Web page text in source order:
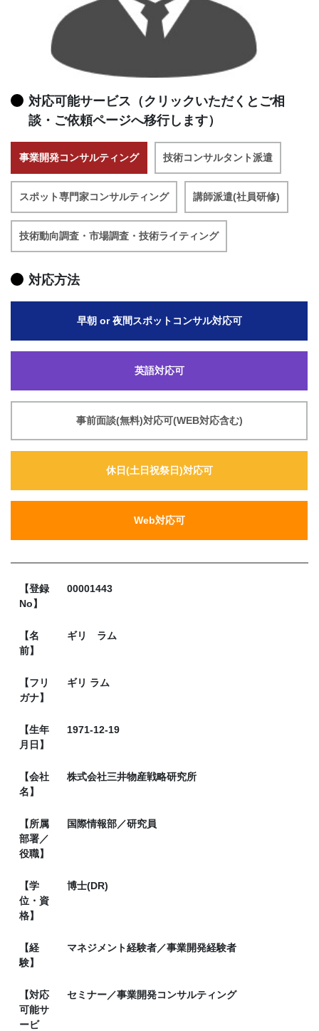
対応可能サービス（クリックいただくとご相
談・ご依頼ページへ移行します）
事業開発コンサルティング 技術コンサルタント派遣
スポット専門家コンサルティング 講師派遣(社員研修)
技術動向調査・市場調査・技術ライティング
対応方法
早朝 or 夜間スポットコンサル対応可
英語対応可
事前面談(無料)対応可(WEB対応含む)
休日(土日祝祭日)対応可
Web対応可
【登録
No】
00001443
【名
前】
ギリ ラム
【フリ
ガナ】
ギリ ラム
【生年
月日】
1971-12-19
【会社
名】
株式会社三井物産戦略研究所
【所属
部署／
役職】
国際情報部／研究員
【学
位・資
格】
博士(DR)
【経
験】
マネジメント経験者／事業開発経験者
【対応
可能サ
ービ
セミナー／事業開発コンサルティング